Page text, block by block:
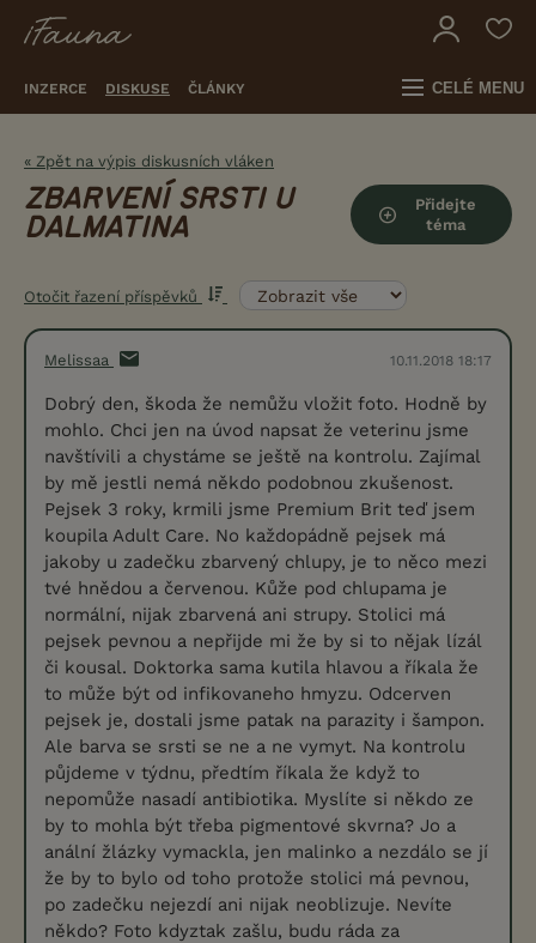
INZERCE DISKUSE ČLÁNKY CELÉ MENU
« Zpět na výpis diskusních vláken
ZBARVENÍ SRSTI U
DALMATINA
Přidejte
téma
Otočit řazení příspěvků
Melissaa 10.11.2018 18:17
Dobrý den, škoda že nemůžu vložit foto. Hodně by
mohlo. Chci jen na úvod napsat že veterinu jsme
navštívili a chystáme se ještě na kontrolu. Zajímal
by mě jestli nemá někdo podobnou zkušenost.
Pejsek 3 roky, krmili jsme Premium Brit teď jsem
koupila Adult Care. No každopádně pejsek má
jakoby u zadečku zbarvený chlupy, je to něco mezi
tvé hnědou a červenou. Kůže pod chlupama je
normální, nijak zbarvená ani strupy. Stolici má
pejsek pevnou a nepřijde mi že by si to nějak lízál
či kousal. Doktorka sama kutila hlavou a říkala že
to může být od infikovaneho hmyzu. Odcerven
pejsek je, dostali jsme patak na parazity i šampon.
Ale barva se srsti se ne a ne vymyt. Na kontrolu
půjdeme v týdnu, předtím říkala že když to
nepomůže nasadí antibiotika. Myslíte si někdo ze
by to mohla být třeba pigmentové skvrna? Jo a
anální žlázky vymackla, jen malinko a nezdálo se jí
že by to bylo od toho protože stolici má pevnou,
po zadečku nejezdí ani nijak neoblizuje. Nevíte
někdo? Foto kdyztak zašlu, budu ráda za